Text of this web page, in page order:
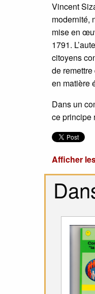
Vincent
modernité,
mise en
1791.
citoyens
de
en matière
Dans un
ce principe
Afficher